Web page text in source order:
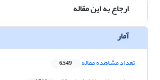
ارجاع به این مقاله
آمار
تعداد مشاهده مقاله 6,549